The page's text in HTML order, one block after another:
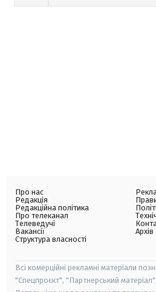
Про нас
Редакція
Редакційна політика
Про телеканал
Телеведучі
Вакансії
Структура власності
Архів
Всі комерційні рекламні матеріали
"Спецпроєкт", "Партнерський